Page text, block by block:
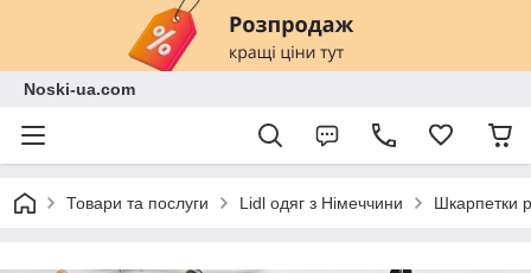
Noski-ua.com
Товари та послуги Lidl одяг з Німеччини Шкарпетки